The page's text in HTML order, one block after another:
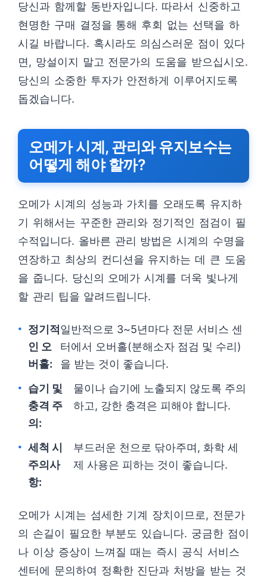
당신과 함께할 동반자입니다. 따라서 신중하고
현명한 구매 결정을 통해 후회 없는 선택을 하
시길 바랍니다. 혹시라도 의심스러운 점이 있다
면, 망설이지 말고 전문가의 도움을 받으십시오.
당신의 소중한 투자가 안전하게 이루어지도록
돕겠습니다.
오메가 시계, 관리와 유지보수는
어떻게 해야 할까?
오메가 시계의 성능과 가치를 오래도록 유지하
기 위해서는 꾸준한 관리와 정기적인 점검이 필
수적입니다. 올바른 관리 방법은 시계의 수명을
연장하고 최상의 컨디션을 유지하는 데 큰 도움
을 줍니다. 당신의 오메가 시계를 더욱 빛나게
할 관리 팁을 알려드립니다.
정기적
인 오
버홀:
일반적으로 3~5년마다 전문 서비스 센
터에서 오버홀(분해소자 점검 및 수리)
을 받는 것이 좋습니다.
습기 및
충격 주
의:
물이나 습기에 노출되지 않도록 주의
하고, 강한 충격은 피해야 합니다.
세척 시
주의사
항:
부드러운 천으로 닦아주며, 화학 세
제 사용은 피하는 것이 좋습니다.
오메가 시계는 섬세한 기계 장치이므로, 전문가
의 손길이 필요한 부분도 있습니다. 궁금한 점이
나 이상 증상이 느껴질 때는 즉시 공식 서비스
센터에 문의하여 정확한 진단과 처방을 받는 것